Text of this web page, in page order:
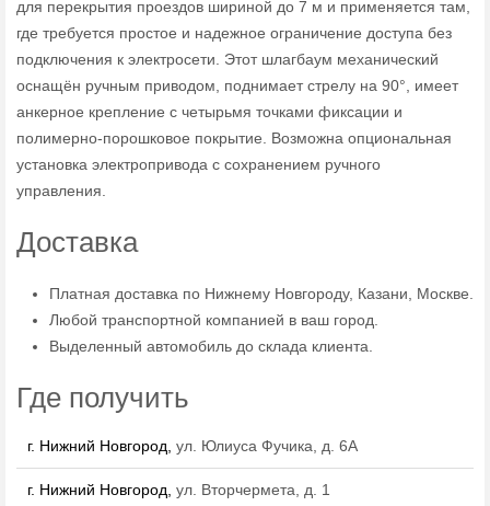
для перекрытия проездов шириной до 7 м и применяется там,
где требуется простое и надежное ограничение доступа без
подключения к электросети. Этот шлагбаум механический
оснащён ручным приводом, поднимает стрелу на 90°, имеет
анкерное крепление с четырьмя точками фиксации и
полимерно-порошковое покрытие. Возможна опциональная
установка электропривода с сохранением ручного
управления.
Доставка
Платная доставка по Нижнему Новгороду, Казани, Москве.
Любой транспортной компанией в ваш город.
Выделенный автомобиль до склада клиента.
Где получить
г. Нижний Новгород, ул. Юлиуса Фучика, д. 6А
г. Нижний Новгород, ул. Вторчермета, д. 1